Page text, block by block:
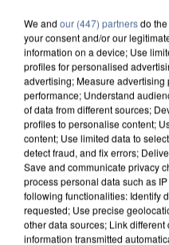
We and our (447) partnersdo
your consent and/or our
information on a device; Use
profiles for personalised
advertising; Measure
performance; Understand
of data from different sources;
profiles to personalise content;
content; Use limited data to
detect fraud, and fix errors;
Save and communicate privacy
process personal data such as
following functionalities: Identify
requested; Use precise
other data sources; Link
information transmitted